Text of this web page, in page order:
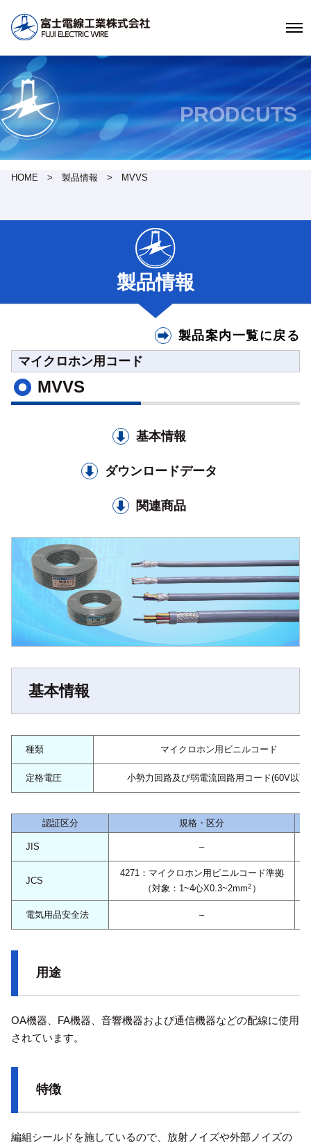
PRODCUTS
HOME 製品情報 MVVS
製品情報
製品案内一覧に戻る
マイクロホン用コード
MVVS
基本情報
ダウンロードデータ
関連商品
基本情報
種類 マイクロホン用ビニルコード
定格電圧 小勢力回路及び弱電流回路用コード(60V以下)
認証区分 規格・区分
JIS –
JCS
4271：マイクロホン用ビニルコード準拠
（対象：1~4心X0.3~2mm2 ）
電気用品安全法 –
用途
OA機器、FA機器、音響機器および通信機器などの配線に使用
されています。
特徴
編組シールドを施しているので、放射ノイズや外部ノイズの